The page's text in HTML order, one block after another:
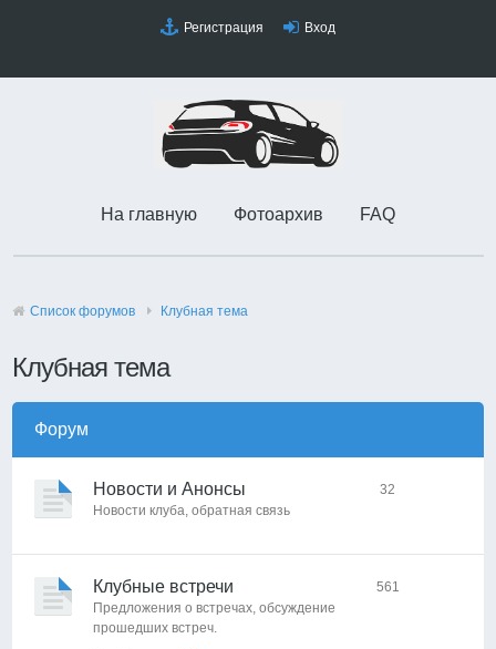
Регистрация Вход
На главную Фотоархив FAQ
Список форумов Клубная тема
Клубная тема
Форум
Новости и Анонсы
Новости клуба, обратная связь
32
Клубные встречи
Предложения о встречах, обсуждение
прошедших встреч.
561